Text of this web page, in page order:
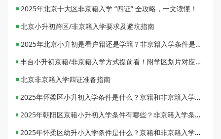
2025年北京十大区非京籍入学 “四证” 全攻略，一文读懂！
北京小升初跨区/非京籍入学要求及避坑指南
2025年北京小升初是看户籍还是学籍？非京籍入学条件是什么？
丰台小升初京籍/非京籍入学方式提前看！附学区划片对应学校一览表
北京非京籍入学四证准备指南
2025年怀柔区小升初入学条件是什么？京籍和非京籍入学有何区别？
2025年朝阳区京籍小升初入学条件有哪些？非京籍入学条件如何？
2025年怀柔区幼升小入学条件是什么？京籍和非京籍入学有何区别？